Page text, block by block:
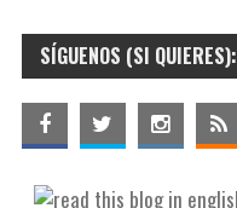
SÍGUENOS (SI QUIERES):